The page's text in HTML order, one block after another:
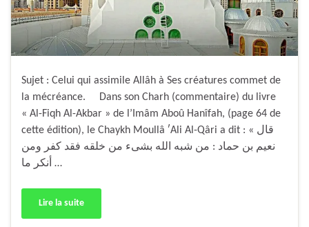
Sujet : Celui qui assimile Allâh à Ses créatures commet de
la mécréance. Dans son Charh (commentaire) du livre
« Al-Fiqh Al-Akbar » de l’Imâm Aboû Hanîfah, (page 64 de
cette édition), le Chaykh Moullâ ʹAli Al-Qâri a dit : « قال
نعيم بن حماد : من شبه الله بشىء من خلقه فقد كفر ومن
أنكر ما …
Lire la suite